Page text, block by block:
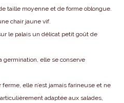
taille moyenne et de forme oblongue.
chair jaune vif.
le palais un délicat petit goût de
germination, elle se conserve
ferme, elle n’est jamais farineuse et ne
adaptée aux salades,